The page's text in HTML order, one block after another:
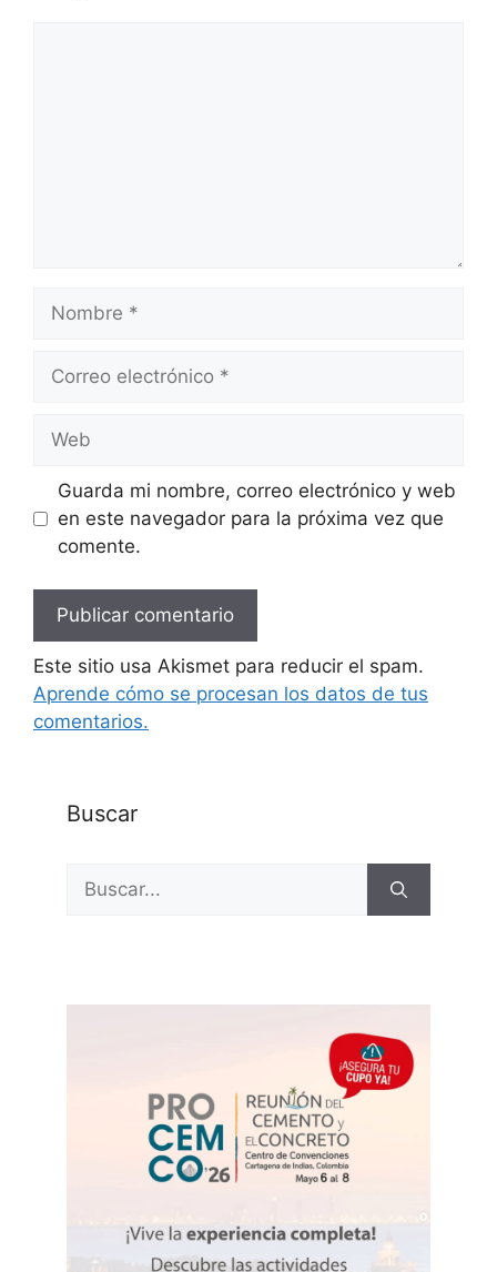
Nombre
Correo
Web
Guarda mi nombre, correo electrónico y web
en este navegador para la próxima vez que
comente.
Este sitio usa Akismet para reducir el spam.
Aprende cómo se procesan los datos de tus
comentarios.
Buscar
Buscar: